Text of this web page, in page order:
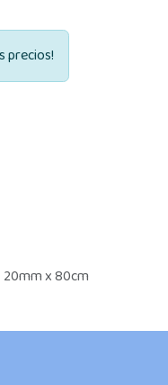
precios!
20mm x 80cm